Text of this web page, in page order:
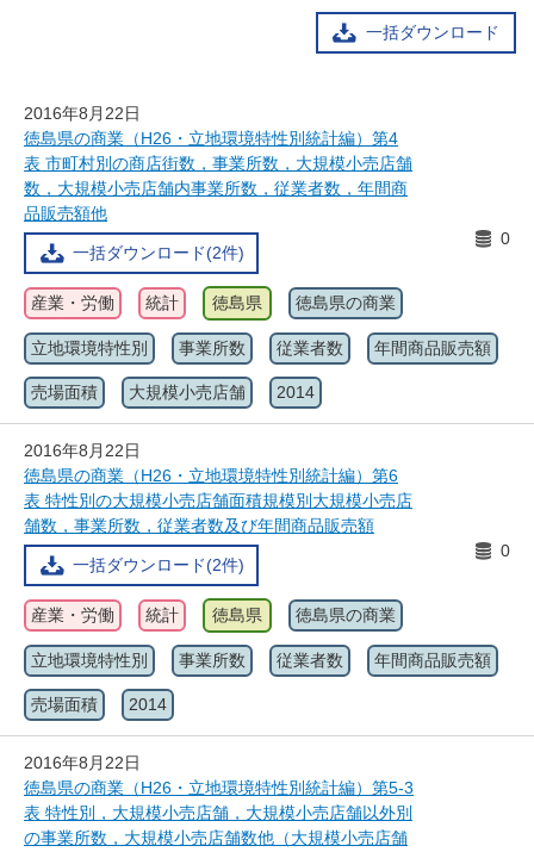
一括ダウンロード
2016年8月22日
徳島県の商業（H26・立地環境特性別統計編）第4
表 市町村別の商店街数，事業所数，大規模小売店舗
数，大規模小売店舗内事業所数，従業者数，年間商
品販売額他
一括ダウンロード(2件)
0
産業・労働 統計 徳島県 徳島県の商業
立地環境特性別 事業所数 従業者数 年間商品販売額
売場面積 大規模小売店舗 2014
2016年8月22日
徳島県の商業（H26・立地環境特性別統計編）第6
表 特性別の大規模小売店舗面積規模別大規模小売店
舗数，事業所数，従業者数及び年間商品販売額
一括ダウンロード(2件)
0
産業・労働 統計 徳島県 徳島県の商業
立地環境特性別 事業所数 従業者数 年間商品販売額
売場面積 2014
2016年8月22日
徳島県の商業（H26・立地環境特性別統計編）第5-3
表 特性別，大規模小売店舗，大規模小売店舗以外別
の事業所数，大規模小売店舗数他（大規模小売店舗